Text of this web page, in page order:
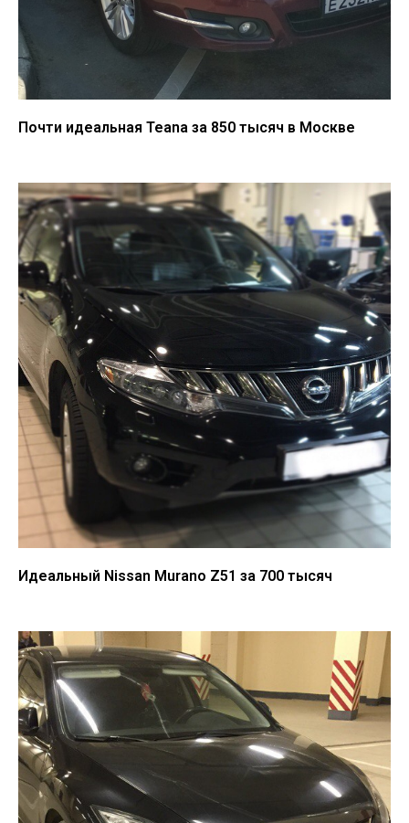
Почти идеальная Teana за 850 тысяч в Москве
Идеальный Nissan Murano Z51 за 700 тысяч